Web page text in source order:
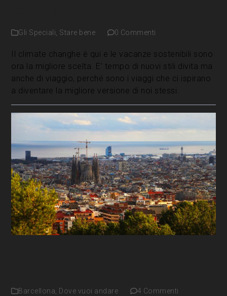
Gli Speciali, Stare bene 0 Commenti
Il climate changhe è qui e le vacanze sostenibili sono
ora la migliore scelta. E' tempo di nuovi stili divita ma
anche di viaggio, perché sono i viaggi che ci ispirano
a diventare la migliore versione di noi stessi.
Barcellona Dove vuoi andare 4 Commenti